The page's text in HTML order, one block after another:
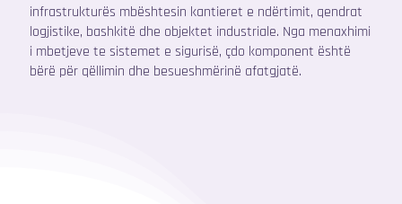
infrastrukturës mbështesin kantieret e ndërtimit, qendrat
logjistike, bashkitë dhe objektet industriale. Nga menaxhimi
i mbetjeve te sistemet e sigurisë, çdo komponent është
bërë për qëllimin dhe besueshmërinë afatgjatë.